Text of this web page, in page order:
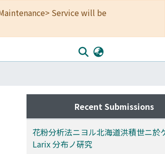
Service will be
Recent Submissions
花粉分析法ニヨル北海道洪積世ニ於
Larix 分布ノ硏究